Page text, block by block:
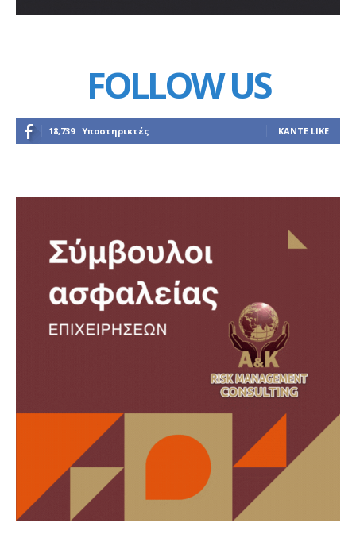
FOLLOW US
18,739 Υποστηρικτές ΚΆΝΤΕ LIKE